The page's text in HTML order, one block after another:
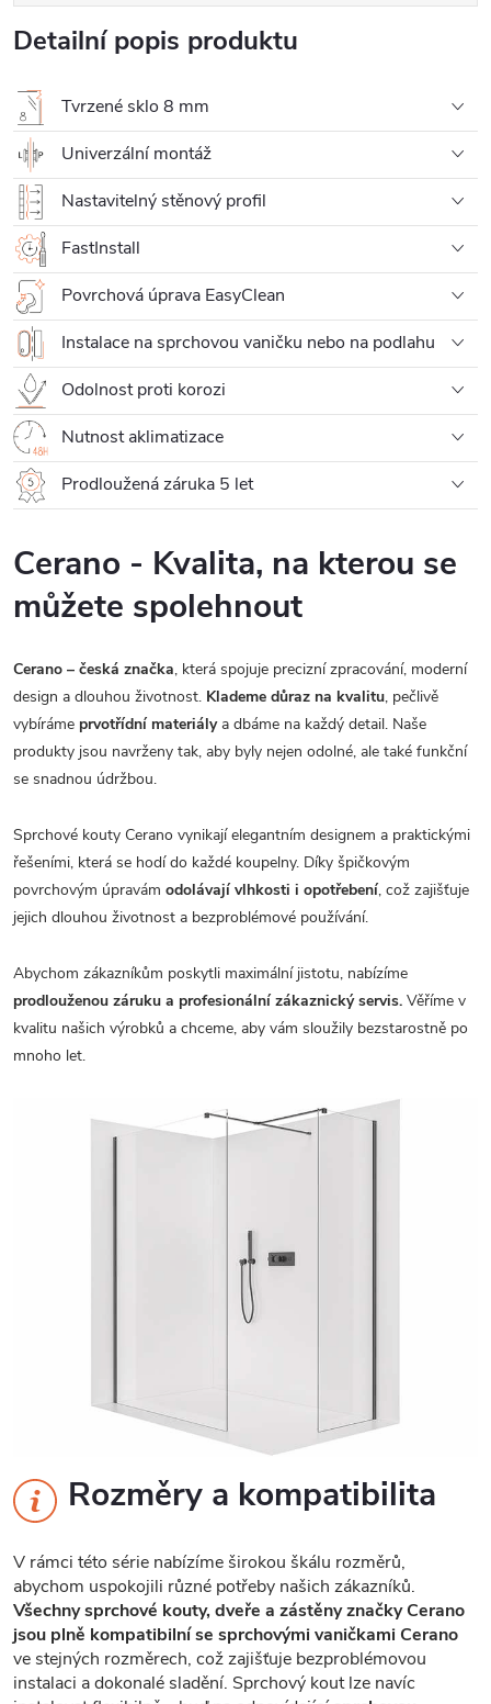
Detailní popis produktu
Tvrzené sklo 8 mm
Univerzální montáž
Nastavitelný stěnový profil
FastInstall
Povrchová úprava EasyClean
Instalace na sprchovou vaničku nebo na podlahu
Odolnost proti korozi
Nutnost aklimatizace
Prodloužená záruka 5 let
Cerano - Kvalita, na kterou se
můžete spolehnout
Cerano – česká značka, která spojuje precizní zpracování, moderní
design a dlouhou životnost. Klademe důraz na kvalitu, pečlivě
vybíráme prvotřídní materiálya dbáme na každý detail. Naše
produkty jsou navrženy tak, aby byly nejen odolné, ale také funkční
se snadnou údržbou.
Sprchové kouty Cerano vynikají elegantním designem a praktickými
řešeními, která se hodí do každé koupelny. Díky špičkovým
povrchovým úpravám odolávají vlhkosti i opotřebení, což zajišťuje
jejich dlouhou životnost a bezproblémové používání.
Abychom zákazníkům poskytli maximální jistotu, nabízíme
prodlouženou záruku a profesionální zákaznický servis. Věříme v
kvalitu našich výrobků a chceme, aby vám sloužily bezstarostně po
mnoho let.
Rozměry a kompatibilita
V rámci této série nabízíme širokou škálu rozměrů,
abychom uspokojili různé potřeby našich zákazníků.
Všechny sprchové kouty, dveře a zástěny značky Cerano
jsou plně kompatibilní se sprchovými vaničkami Cerano
ve stejných rozměrech, což zajišťuje bezproblémovou
instalaci a dokonalé sladění. Sprchový kout lze navíc